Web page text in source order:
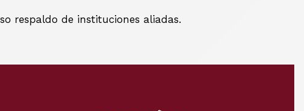
respaldo de instituciones aliadas.